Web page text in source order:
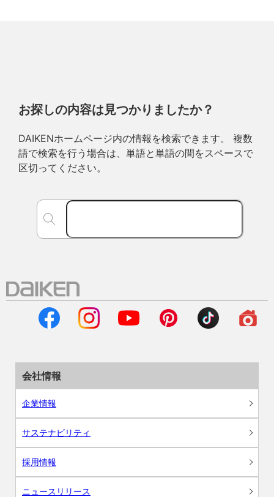
お探しの内容は見つかりましたか？
DAIKENホームページ内の情報を検索できます。 複数
語で検索を行う場合は、単語と単語の間をスペースで
区切ってください。
会社情報
企業情報
サステナビリティ
採用情報
ニュースリリース